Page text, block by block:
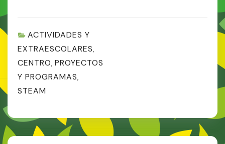
siguientes puertas:
Infantil de 3 y 4 años ->
C/ Luis de Góngora
(edificio guardería)
acceso puerta pequeña
ACTIVIDADES Y
EXTRAESCOLARES,
CENTRO, PROYECTOS
Y PROGRAMAS,
STEAM